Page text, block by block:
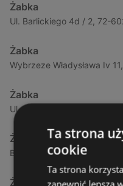
Żabka
Ul. Barlickiego 4d / 2, 72-
Żabka
Wybrzeze Władysława Iv
Żabka
Ul. Bohaterów Września 49,
Żabka
Bohaterów Września 52, 72-
Żabka
Ta strona
cookie
Ta strona